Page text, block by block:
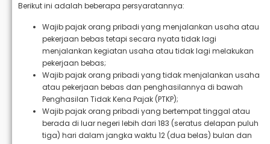
Berikut ini adalah beberapa persyaratannya:
Wajib pajak orang pribadi yang menjalankan usaha atau
pekerjaan bebas tetapi secara nyata tidak lagi
menjalankan kegiatan usaha atau tidak lagi melakukan
pekerjaan bebas;
Wajib pajak orang pribadi yang tidak menjalankan usaha
atau pekerjaan bebas dan penghasilannya di bawah
Penghasilan Tidak Kena Pajak (PTKP);
Wajib pajak orang pribadi yang bertempat tinggal atau
berada di luar negeri lebih dari 183 (seratus delapan puluh
tiga) hari dalam jangka waktu 12 (dua belas) bulan dan